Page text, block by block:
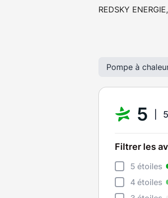
REDSKY
Pompe à
5
Filtrer les
5 étoiles
4 étoiles